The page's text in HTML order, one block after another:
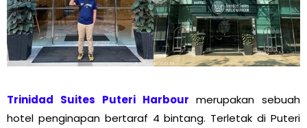
Trinidad Suites Puteri Harbour merupakan sebuah
hotel penginapan bertaraf 4 bintang. Terletak di Puteri